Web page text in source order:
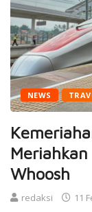
NEWS
Whoosh
redaksi 11